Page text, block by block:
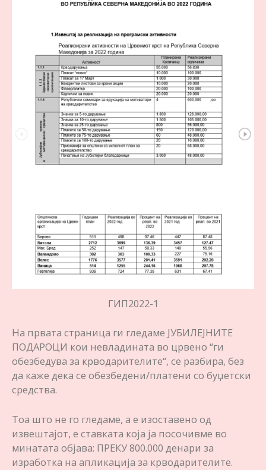
ГИП2022-1
На првата страница ги гледаме ЈУБИЛЕЈНИТЕ
ПОДАРОЦИ кои невладината во црвено “ги
обезбедува за крводарителите“, се разбира, без
да каже дека се обезбедени/платени со буџетски
средства.
Тоа што не го гледаме, а е изоставено од
извештајот, е ставката која ја посочивме во
минатата објава: ПРЕКУ 800.000 денари за
изработка на апликација за крводарителите.